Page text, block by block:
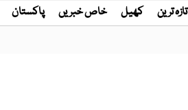
تازہ ترین کھیل خاص خبریں پاکستان